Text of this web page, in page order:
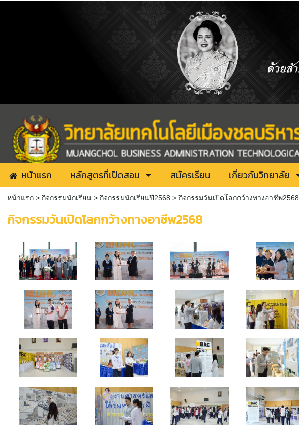
หน้าแรก หลักสูตรที่เปิดสอน สมัครเรียน เกี่ยวกับวิทยาลัย
หน้าแรก> กิจกรรมนักเรียน > กิจกรรมนักเรียนปี2568 > กิจกรรมวันเปิดโลกกว้างทางอาชีพ2568
กิจกรรมวันเปิดโลกกว้างทางอาชีพ2568